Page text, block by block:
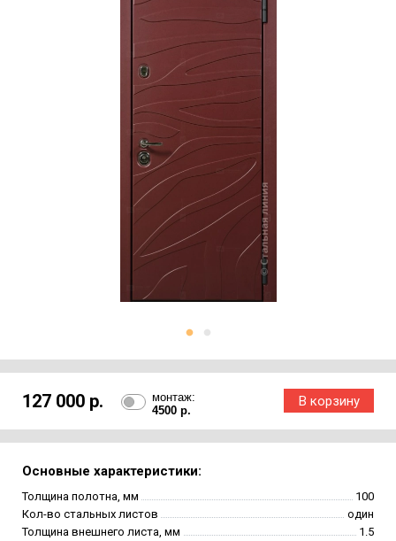
127 000 р.
монтаж:
4500 р.
Основные характеристики:
Толщина полотна, мм
100
Кол-во стальных листов
один
Толщина внешнего листа, мм
1.5